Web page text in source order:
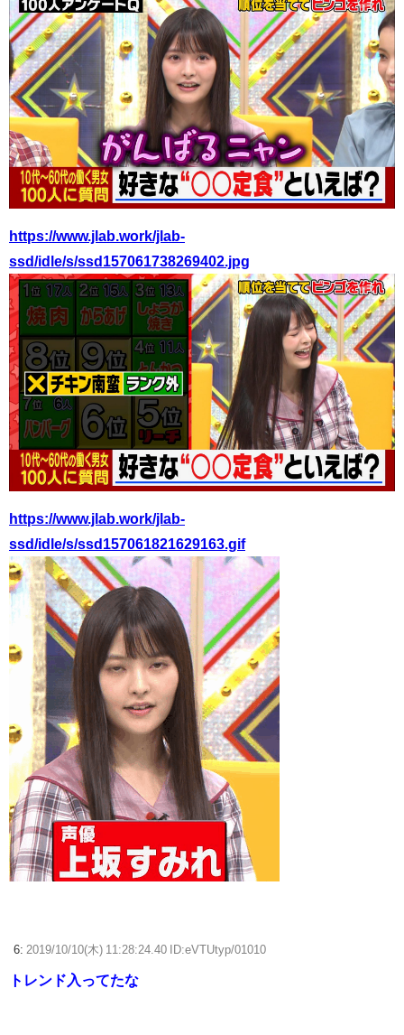
https://www.jlab.work/jlab-
ssd/idle/s/ssd157061738269402.jpg
https://www.jlab.work/jlab-
ssd/idle/s/ssd157061821629163.gif
6: 2019/10/10(木) 11:28:24.40 ID:eVTUtyp/01010
トレンド入ってたな